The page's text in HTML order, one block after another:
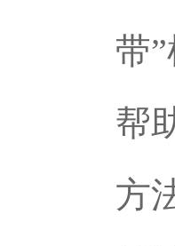
带
帮
方